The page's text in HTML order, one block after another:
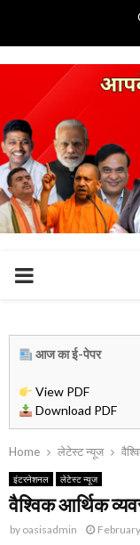
PRIMARY
Home लेटेस्ट न्यूज
इंटरनेशनल लेटेस्ट न्यूज
वैश्विक आर्थिक
by oasisadmin
आज का ई-पेपर
View PDF
Download PDF